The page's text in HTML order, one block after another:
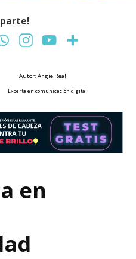
Autor: Angie Real
Experta en comunicación digital
en